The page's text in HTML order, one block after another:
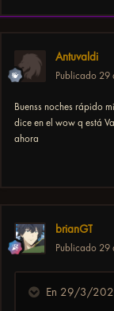
Antuvaldi
Publicado 29
Buenss noches rápido
dice en el wow q está
ahora
brianGT
Publicado 29
En 29/3/